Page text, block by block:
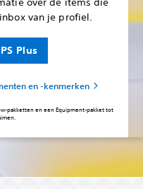
van je profiel.‎
Plus
en -kenmerken
pakketten en een Equipment-pakket tot